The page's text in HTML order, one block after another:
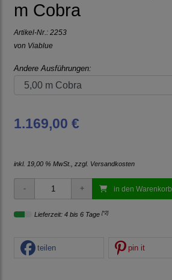
m Cobra
Artikel-Nr.: 2253
von Viablue
Andere Ausführungen:
1.169,00 €
inkl. 19,00 % MwSt., zzgl. Versandkosten
in den Warenkorb
Lieferzeit: 4 bis 6 Tage [*2]
teilen pin it